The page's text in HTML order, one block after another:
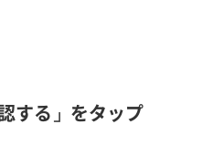
する」をタップ